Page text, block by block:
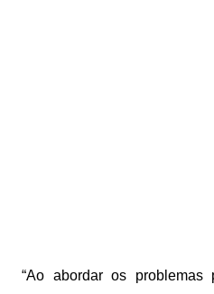
“Ao abordar os problemas